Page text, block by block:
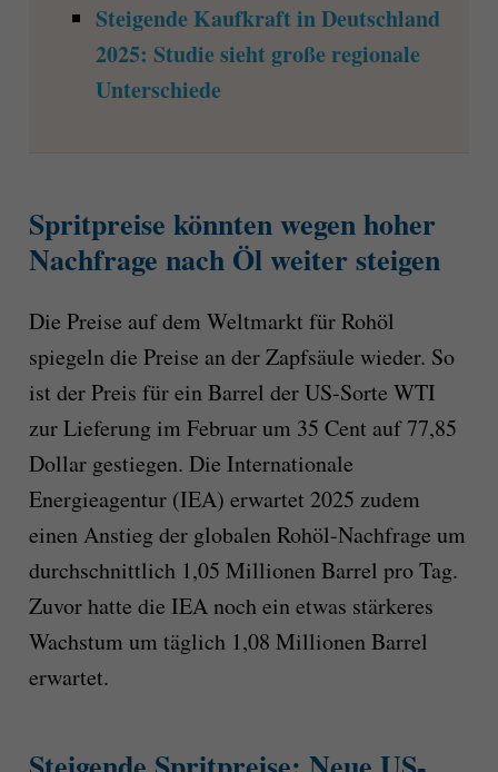
Steigende Kaufkraft in Deutschland
2025: Studie sieht große regionale
Unterschiede
Spritpreise könnten wegen hoher
Nachfrage nach Öl weiter steigen
Die Preise auf dem Weltmarkt für Rohöl
spiegeln die Preise an der Zapfsäule wieder. So
ist der Preis für ein Barrel der US-Sorte WTI
zur Lieferung im Februar um 35 Cent auf 77,85
Dollar gestiegen. Die Internationale
Energieagentur (IEA) erwartet 2025 zudem
einen Anstieg der globalen Rohöl-Nachfrage um
durchschnittlich 1,05 Millionen Barrel pro Tag.
Zuvor hatte die IEA noch ein etwas stärkeres
Wachstum um täglich 1,08 Millionen Barrel
erwartet.